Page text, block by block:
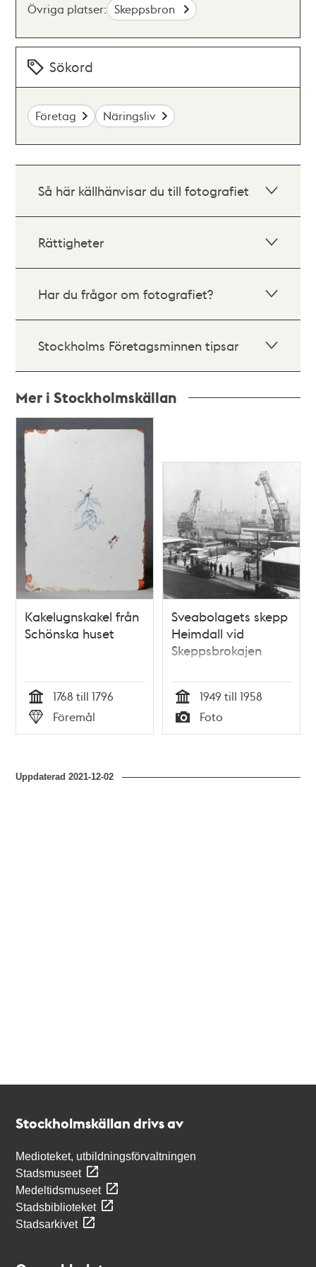
Övriga platser: Skeppsbron
Sökord
Företag Näringsliv
Så här källhänvisar du till fotografiet
Rättigheter
Har du frågor om fotografiet?
Stockholms Företagsminnen tipsar
Mer i Stockholmskällan
och
teman
Kakelugnskakel från
Schönska huset
Tid
1768 till 1796
Typ
Föremål
Sveabolagets skepp
Heimdall vid
Skeppsbrokajen
Tid
1949 till 1958
Typ
Foto
Uppdaterad2021-12-02
Stockholmskällan drivs av
Medioteket, utbildningsförvaltningen
Stadsmuseet
Medeltidsmuseet
Stadsbiblioteket
Stadsarkivet